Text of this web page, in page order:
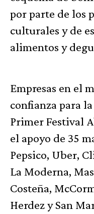
por parte de los
culturales y de
alimentos y
Empresas en el
confianza para
Primer Festival
el apoyo de 35
Pepsico, Uber,
La Moderna,
Costeña,
Herdez y San